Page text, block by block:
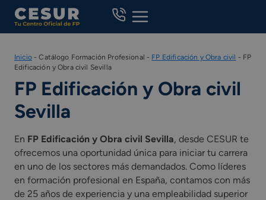
Skip
content
Inicio-Catálogo Formación Profesional - FP Edificación y Obra civil - FP
Edificación y Obra civil Sevilla
FP Edificación y Obra civil
Sevilla
En FP Edificación y Obra civil Sevilla, desde CESUR te
ofrecemos una oportunidad única para iniciar tu carrera
en uno de los sectores más demandados. Como líderes
en formación profesional en España, contamos con más
de 25 años de experiencia y una empleabilidad superior